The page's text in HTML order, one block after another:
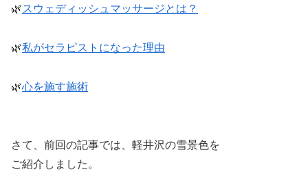
🌿スウェディッシュマッサージとは？
🌿私がセラピストになった理由
🌿心を施す施術
さて、前回の記事では、軽井沢の雪景色を
ご紹介しました。